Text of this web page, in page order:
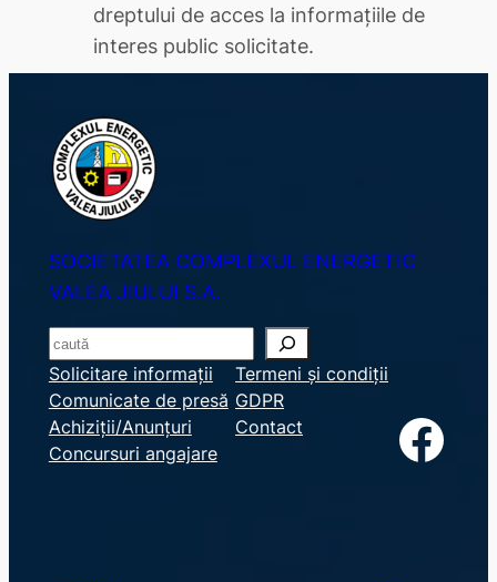
dreptului de acces la informaţiile de
interes public solicitate.
SOCIETATEA COMPLEXUL ENERGETIC
VALEA JIULUI S.A.
S
e
a
r
c
Solicitare informații
Comunicate de presă
Achiziții/Anunțuri
Concursuri angajare
Termeni și condiții
GDPR
Contact
Facebook